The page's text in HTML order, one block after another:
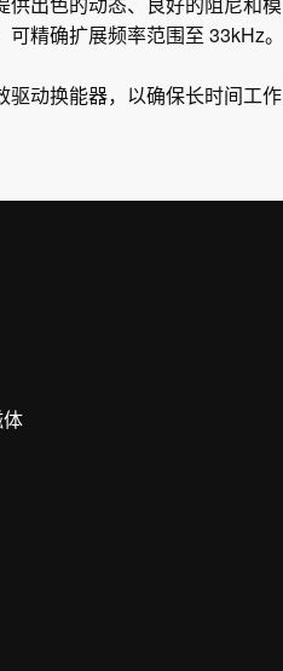
精确扩展频率范围至 33kHz。
驱动换能器，以确保长时间工作